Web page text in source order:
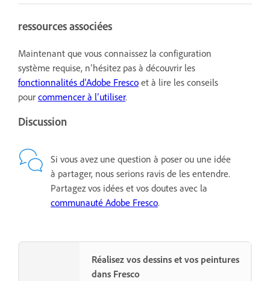
ressources associées
Maintenant que vous connaissez la configuration
système requise, n’hésitez pas à découvrir les
fonctionnalités d’Adobe Fresco et à lire les conseils
pour commencer à l’utiliser.
Discussion
Si vous avez une question à poser ou une idée
à partager, nous serions ravis de les entendre.
Partagez vos idées et vos doutes avec la
communauté Adobe Fresco.
Réalisez vos dessins et vos peintures
dans Fresco